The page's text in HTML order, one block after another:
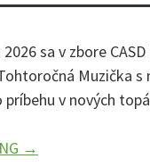
sa v zbore
Muzička
v nových
→